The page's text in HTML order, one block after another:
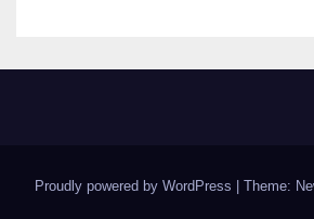
Proudly powered by WordPress Theme: